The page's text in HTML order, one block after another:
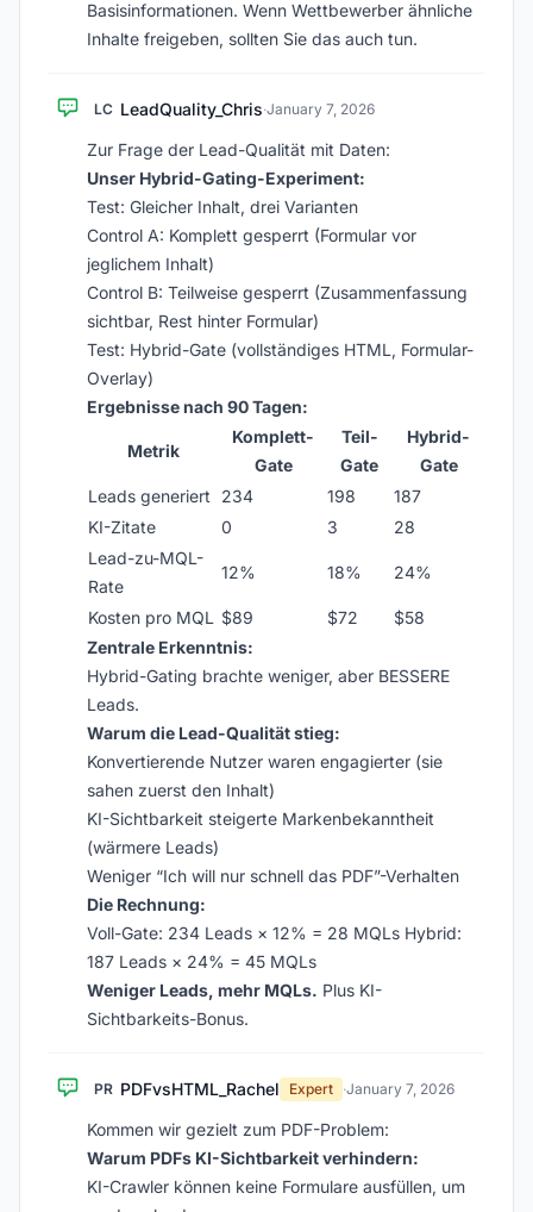
Basisinformationen. Wenn Wettbewerber ähnliche
Inhalte freigeben, sollten Sie das auch tun.
LC LeadQuality_Chris·January 7, 2026
Zur Frage der Lead-Qualität mit Daten:
Unser Hybrid-Gating-Experiment:
Test: Gleicher Inhalt, drei Varianten
Control A: Komplett gesperrt (Formular vor
jeglichem Inhalt)
Control B: Teilweise gesperrt (Zusammenfassung
sichtbar, Rest hinter Formular)
Test: Hybrid-Gate (vollständiges HTML, Formular-
Overlay)
Ergebnisse nach 90 Tagen:
Metrik
Komplett-
Gate
Teil-
Gate
Hybrid-
Gate
Leads generiert
234 198
187
KI-Zitate
0 3
28
Lead-zu-MQL-
Rate
12% 18% 24%
Kosten pro MQL $89 $72
$58
Zentrale Erkenntnis:
Hybrid-Gating brachte weniger, aber BESSERE
Leads.
Warum die Lead-Qualität stieg:
Konvertierende Nutzer waren engagierter (sie
sahen zuerst den Inhalt)
KI-Sichtbarkeit steigerte Markenbekanntheit
(wärmere Leads)
Weniger “Ich will nur schnell das PDF”-Verhalten
Die Rechnung:
Voll-Gate: 234 Leads × 12% = 28 MQLs Hybrid:
187 Leads × 24% = 45 MQLs
Weniger Leads, mehr MQLs. Plus KI-
Sichtbarkeits-Bonus.
PR PDFvsHTML_Rachel Expert ·January 7, 2026
Kommen wir gezielt zum PDF-Problem:
Warum PDFs KI-Sichtbarkeit verhindern:
KI-Crawler können keine Formulare ausfüllen, um